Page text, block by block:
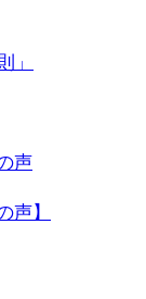
」
声
声】